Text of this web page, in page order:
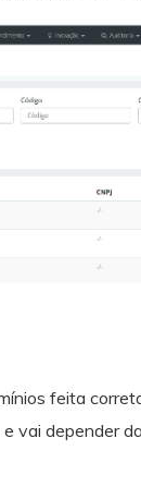
feita
vai depender